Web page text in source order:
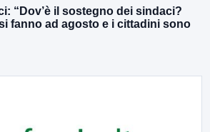
“Dov’è il sostegno dei sindaci?
fanno ad agosto e i cittadini sono